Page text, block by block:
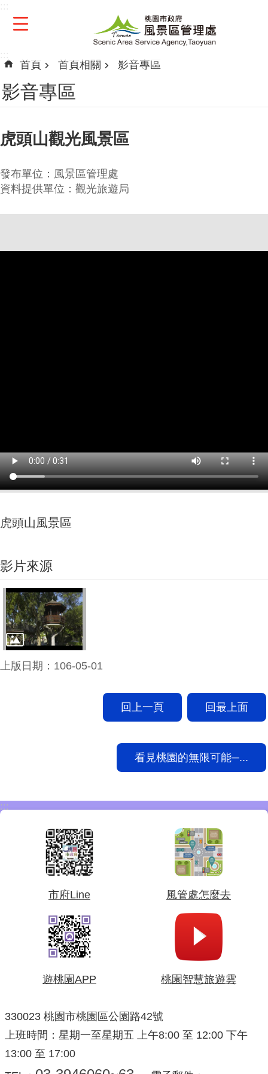
首頁 首頁相關 影音專區
影音專區
虎頭山觀光風景區
發布單位：風景區管理處
資料提供單位：觀光旅遊局
虎頭山風景區
影片來源
上版日期：106-05-01
回上一頁 回最上面
看見桃園的無限可能─...
:::
市府Line 風管處怎麼去
遊桃園APP 桃園智慧旅遊雲
330023 桃園市桃園區公園路42號
上班時間：星期一至星期五 上午8:00 至 12:00 下午
13:00 至 17:00